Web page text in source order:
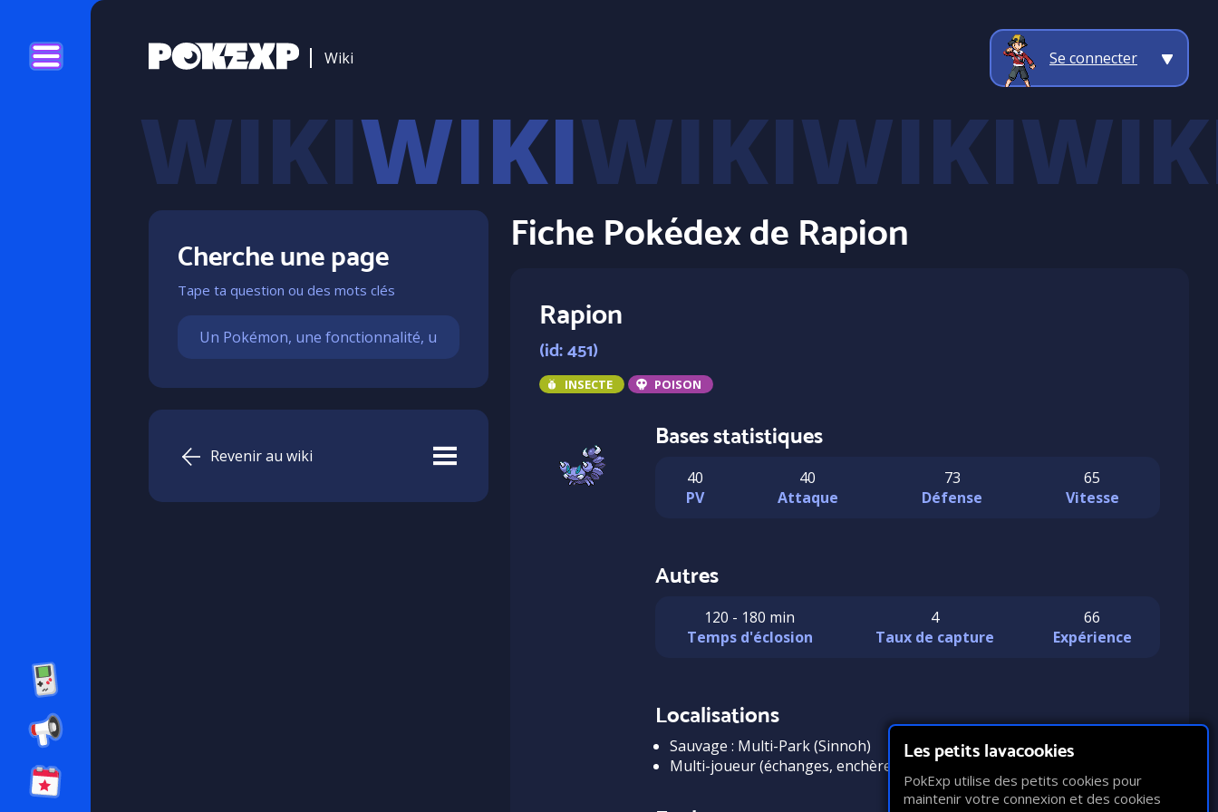
Wiki Se connecter
WIKI
Cherche une page
Tape ta question ou des mots clés
Revenir au wiki
Fiche Pokédex de Rapion
Rapion
(id: 451)
INSECTE POISON
Bases statistiques
40
PV
40
Attaque
73
Défense
65
Vitesse
Autres
120 - 180 min
Temps d'éclosion
4
Taux de capture
66
Expérience
Localisations
Sauvage : Multi-Park (Sinnoh)
Multi-joueur (échanges, enchères, troc)
Les petits lavacookies
PokExp utilise des petits cookies pour
maintenir votre connexion et des cookies